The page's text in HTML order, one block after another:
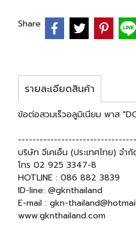
Share
รายละเอียดสินค้า
ข้อต่อสวมเร็วอลูมิเนียม พาส
บริษัท จีเคเอ็น (ประเทศไทย) จำ
โทร 02 925 3347-8
HOTLINE : 086 882 3839
ID-line: @gknthailand
E-mail : gkn-
www.gknthailand.com